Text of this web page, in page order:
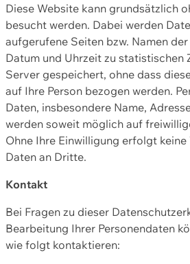
Diese Website kann grundsätzlich
besucht werden. Dabei werden
aufgerufene Seiten bzw. Namen
Datum und Uhrzeit zu statistischen
Server gespeichert, ohne dass
auf Ihre Person bezogen werden.
Daten, insbesondere Name,
werden soweit möglich auf
Ohne Ihre Einwilligung erfolgt
Daten an Dritte.
Kontakt
Bei Fragen zu dieser
Bearbeitung Ihrer Personendaten
wie folgt kontaktieren: